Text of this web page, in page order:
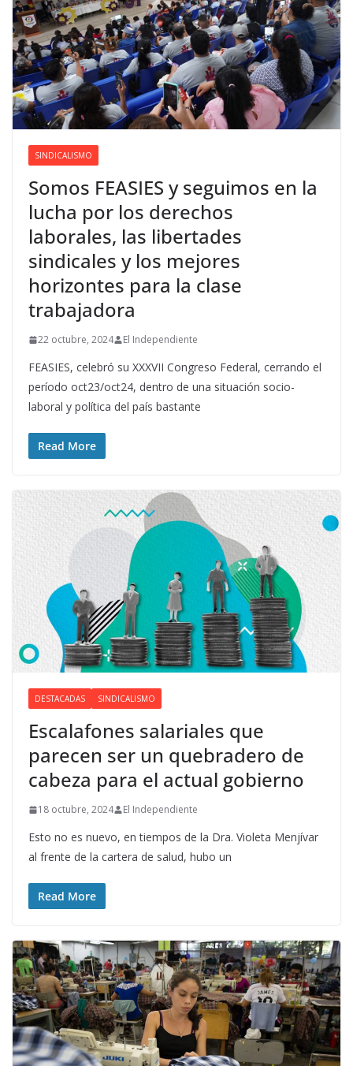
SINDICALISMO
Somos FEASIES y seguimos en la
lucha por los derechos
laborales, las libertades
sindicales y los mejores
horizontes para la clase
trabajadora
22 octubre, 2024 El Independiente
FEASIES, celebró su XXXVII Congreso Federal, cerrando el
período oct23/oct24, dentro de una situación socio-
laboral y política del país bastante
Read More
DESTACADAS SINDICALISMO
Escalafones salariales que
parecen ser un quebradero de
cabeza para el actual gobierno
18 octubre, 2024 El Independiente
Esto no es nuevo, en tiempos de la Dra. Violeta Menjívar
al frente de la cartera de salud, hubo un
Read More